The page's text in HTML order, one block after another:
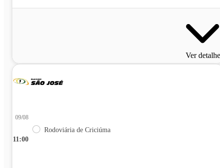
Ver
11:00
09/08
Rodoviária de Criciúma